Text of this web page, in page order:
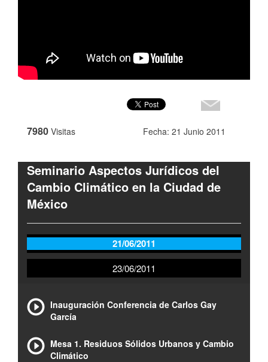
7980 Visitas Fecha: 21 Junio 2011
Seminario Aspectos Jurídicos del
Cambio Climático en la Ciudad de
México
21/06/2011
23/06/2011
Inauguración Conferencia de Carlos Gay
García
Mesa 1. Residuos Sólidos Urbanos y Cambio
Climático